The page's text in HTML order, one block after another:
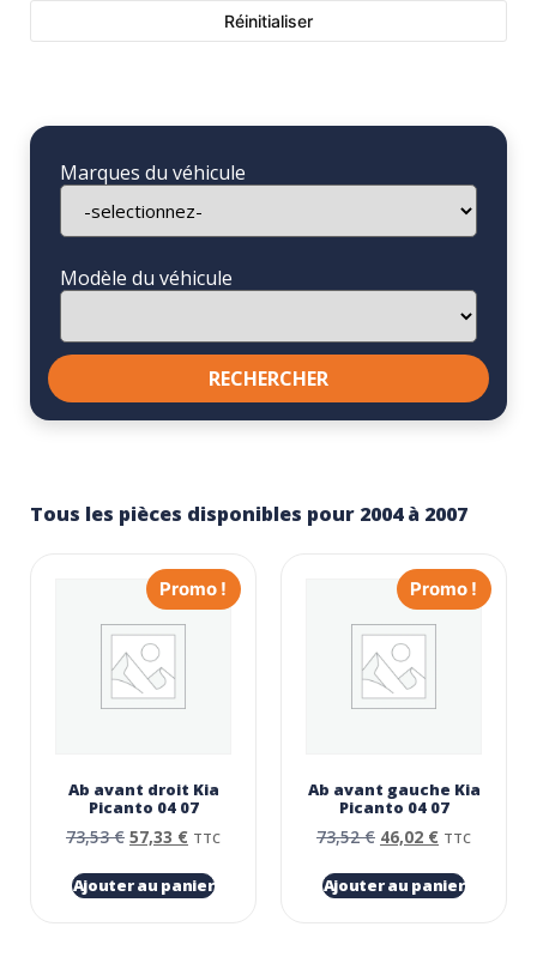
Réinitialiser
Marques du véhicule
Modèle du véhicule
Tous les pièces disponibles pour 2004 à 2007
Promo !
Ab avant droit Kia
Picanto 04 07
73,53€ 57,33 € TTC
Ajouter au panier
Promo !
Ab avant gauche Kia
Picanto 04 07
73,52€ 46,02 € TTC
Ajouter au panier